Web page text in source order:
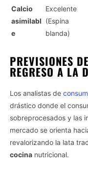
Calcio
asimilabl
e
Excelente
(Espina
blanda)
PREVISIONES
REGRESO A LA
Los analistas de
drástico donde el
sobreprocesados y las
mercado se orienta
revalorizando la lata
cocina nutricional.